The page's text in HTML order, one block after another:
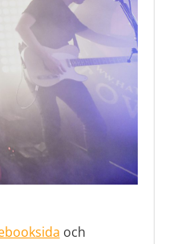
och